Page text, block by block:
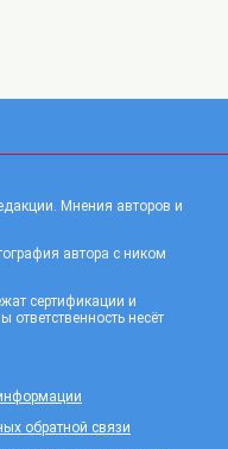
Мнения авторов и
автора с ником
сертификации и
несёт
обратной связи